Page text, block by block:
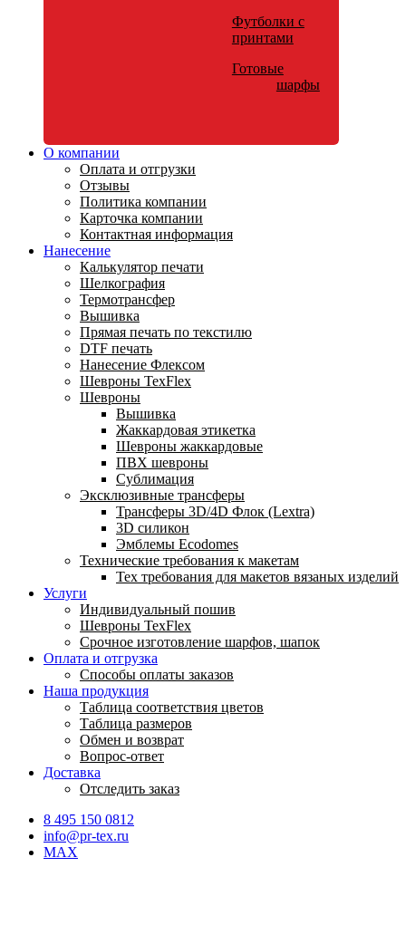
Футболки с
принтами
Готовые
шарфы
О компании
Оплата и отгрузки
Отзывы
Политика компании
Карточка компании
Контактная информация
Нанесение
Калькулятор печати
Шелкография
Термотрансфер
Вышивка
Прямая печать по текстилю
DTF печать
Нанесение Флексом
Шевроны TexFlex
Шевроны
Вышивка
Жаккардовая этикетка
Шевроны жаккардовые
ПВХ шевроны
Сублимация
Эксклюзивные трансферы
Трансферы 3D/4D Флок (Lextra)
3D силикон
Эмблемы Ecodomes
Технические требования к макетам
Тех требования для макетов вязаных изделий
Услуги
Индивидуальный пошив
Шевроны TexFlex
Срочное изготовление шарфов, шапок
Оплата и отгрузка
Способы оплаты заказов
Наша продукция
Таблица соответствия цветов
Таблица размеров
Обмен и возврат
Вопрос-ответ
Доставка
Отследить заказ
8 495 150 0812
info@pr-tex.ru
MAX